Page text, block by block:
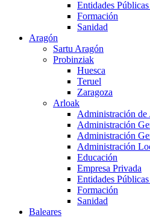
Entidades
Formación
Sanidad
Aragón
Sartu Aragón
Probinziak
Huesca
Teruel
Zaragoza
Arloak
Administración de
Administración
Administración
Administración
Educación
Empresa Privada
Entidades
Formación
Sanidad
Baleares